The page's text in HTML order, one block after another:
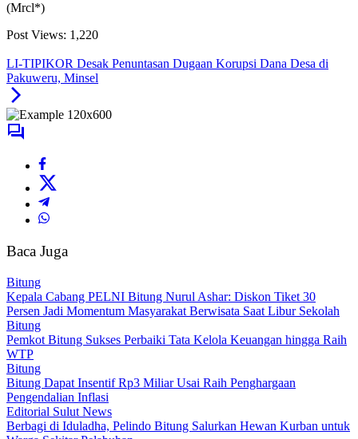
(Mrcl*)
Post Views: 1,220
LI-TIPIKOR Desak Penuntasan Dugaan Korupsi Dana Desa di
Pakuweru, Minsel
Baca Juga
Bitung
Kepala Cabang PELNI Bitung Nurul Ashar: Diskon Tiket 30
Persen Jadi Momentum Masyarakat Berwisata Saat Libur Sekolah
Bitung
Pemkot Bitung Sukses Perbaiki Tata Kelola Keuangan hingga Raih
WTP
Bitung
Bitung Dapat Insentif Rp3 Miliar Usai Raih Penghargaan
Pengendalian Inflasi
Editorial Sulut News
Berbagi di Iduladha, Pelindo Bitung Salurkan Hewan Kurban untuk